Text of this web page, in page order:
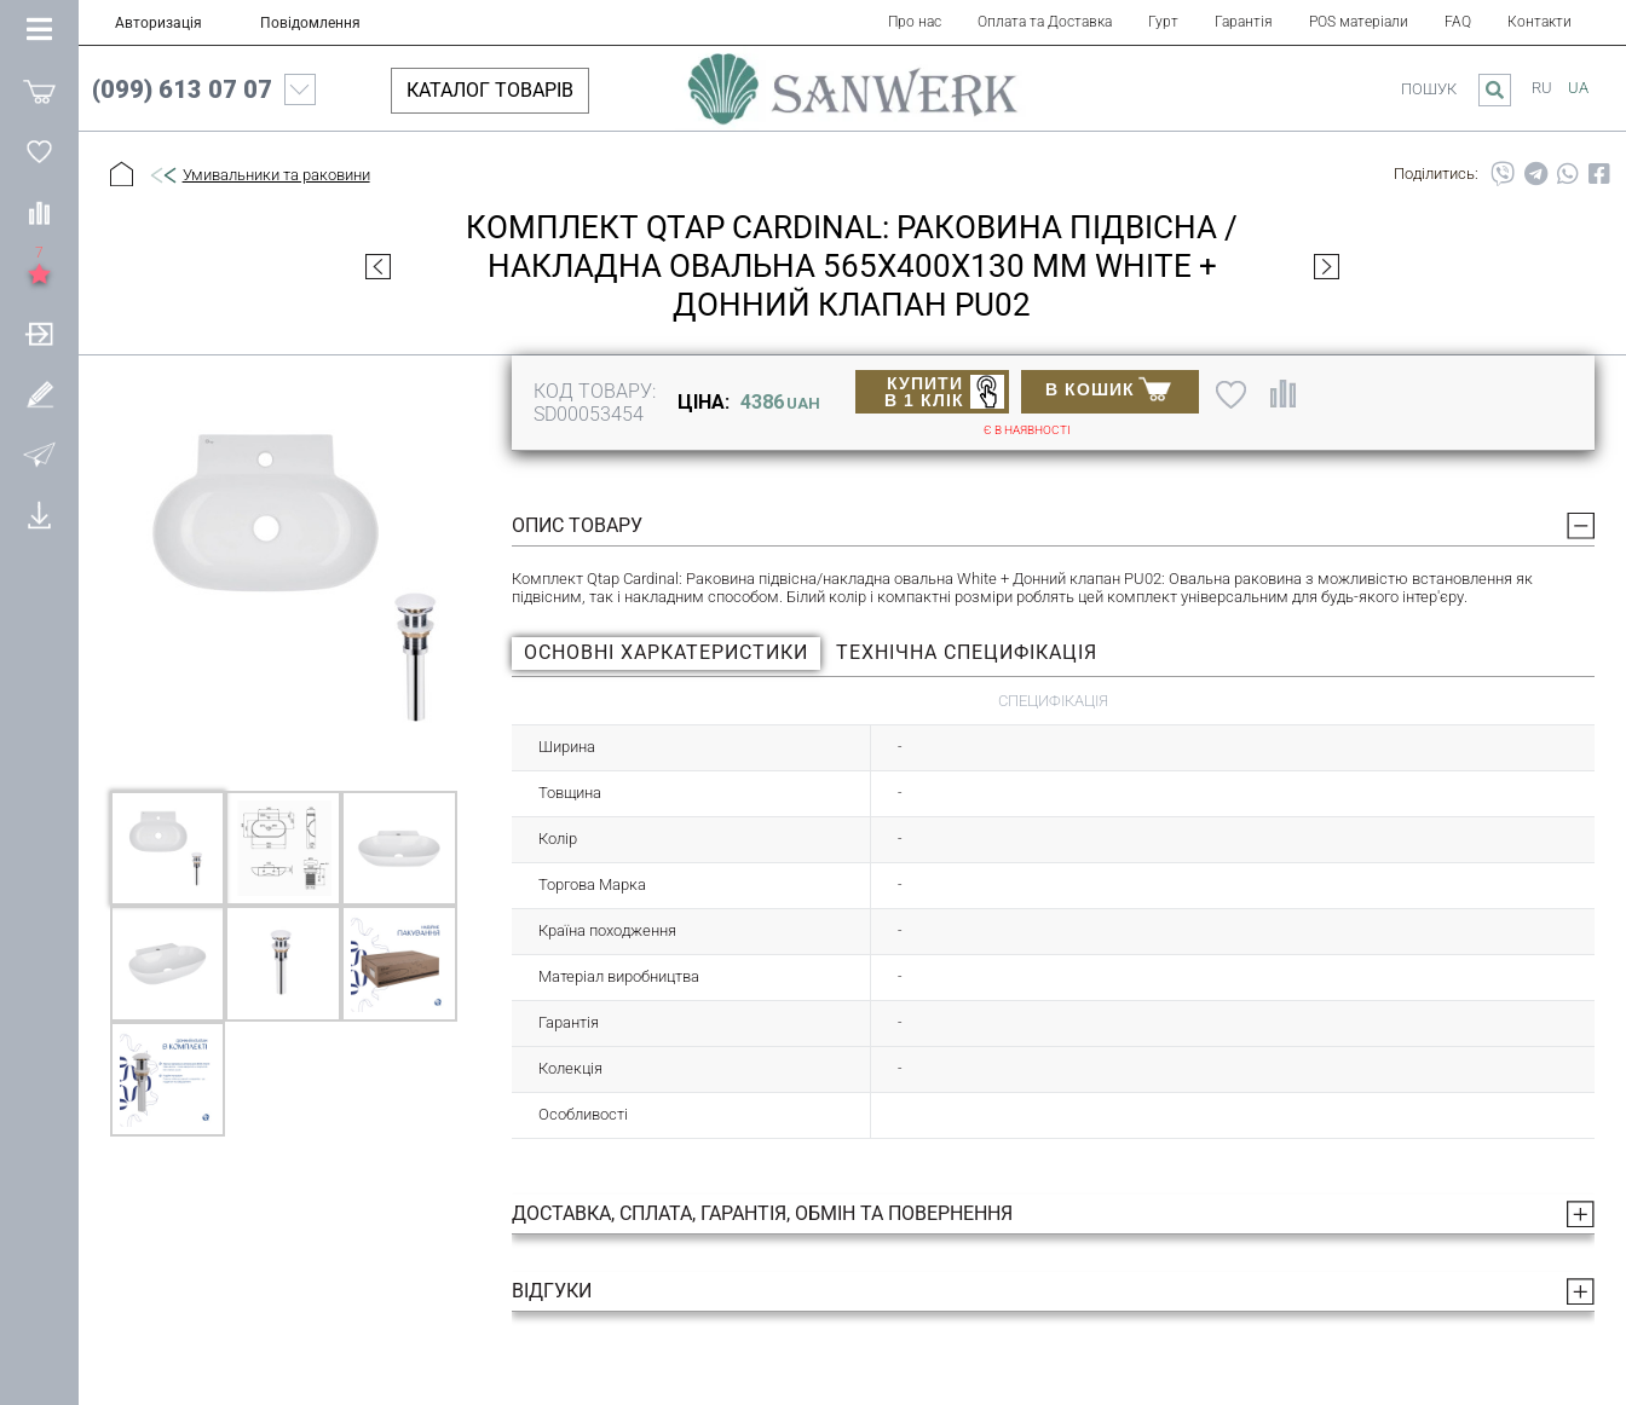
7
Авторизація Повідомлення Про нас Оплата та Доставка Гурт Гарантія POS матеріали FAQ Контакти
КАТАЛОГ ТОВАРІВ
(099) 613 07 07 RU UA
ПОШУК
Умивальники та раковини Поділитись:
КОМПЛЕКТ QTAP CARDINAL: РАКОВИНА ПІДВІСНА /
НАКЛАДНА ОВАЛЬНА 565Х400Х130 ММ WHITE +
ДОННИЙ КЛАПАН PU02
КОД ТОВАРУ:
SD00053454
ЦІНА: 4386 UAH
В КОШИК
КУПИТИ
В 1 КЛІК
Є В НАЯВНОСТІ
ОПИС ТОВАРУ
Комплект Qtap Cardinal: Раковина підвісна/накладна овальна White + Донний клапан PU02: Овальна раковина з можливістю встановлення як
підвісним, так і накладним способом. Білий колір і компактні розміри роблять цей комплект універсальним для будь-якого інтер'єру.
ОСНОВНІ ХАРКАТЕРИСТИКИ ТЕХНІЧНА СПЕЦИФІКАЦІЯ
СПЕЦИФІКАЦІЯ
Ширина -
Товщина -
Колір -
Торгова Марка -
Країна походження -
Матеріал виробництва -
Гарантія -
Колекція -
Особливості
ДОСТАВКА, СПЛАТА, ГАРАНТІЯ, ОБМІН ТА ПОВЕРНЕННЯ
ВІДГУКИ